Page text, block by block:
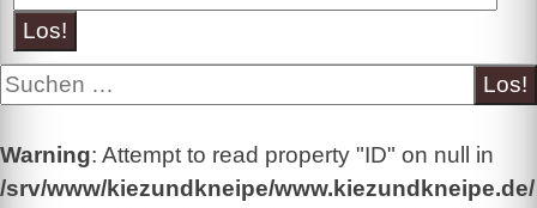
Suche
Warning: Attempt to read property "ID" on null in
/srv/www/kiezundkneipe/www.kiezundkneipe.de/